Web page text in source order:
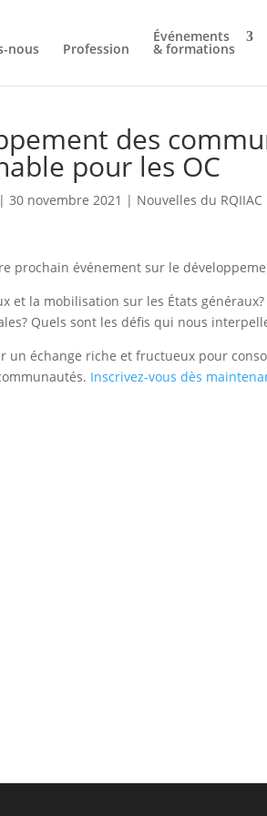
nous Profession
Événements
& formations
des
pour les OC
30 novembre 2021 | Nouvelles du RQIIAC
prochain événement sur le
et la mobilisation sur les États
Quels sont les défis qui nous
un échange riche et fructueux pour
Inscrivez-vous dès